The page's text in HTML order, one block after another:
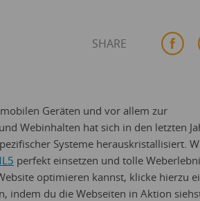
SHARE
Geräten und vor allem zur
Webinhalten hat sich in den letzten
Systeme herauskristallisiert.
perfekt einsetzen und tolle
optimieren kannst, klicke hierzu
indem du die Webseiten in Aktion